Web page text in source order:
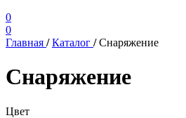
0
0
Главная / Каталог / Снаряжение
Снаряжение
Цвет